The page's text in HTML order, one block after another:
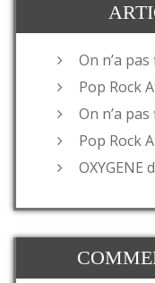
On n’a
Pop Rock
On n’a
Pop Rock
OXYGENE